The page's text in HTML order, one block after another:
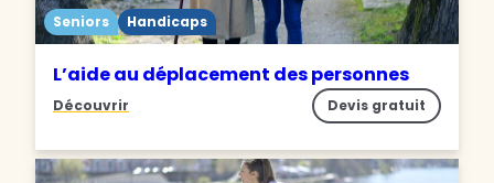
Seniors Handicaps
L’aide au déplacement des personnes
Découvrir Devis gratuit